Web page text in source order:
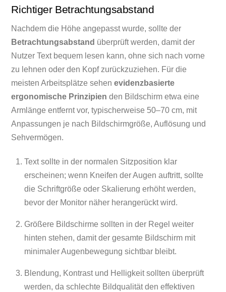
Richtiger Betrachtungsabstand
Nachdem die Höhe angepasst wurde, sollte der
Betrachtungsabstand überprüft werden, damit der
Nutzer Text bequem lesen kann, ohne sich nach vorne
zu lehnen oder den Kopf zurückzuziehen. Für die
meisten Arbeitsplätze sehenevidenzbasierte
ergonomische Prinzipien den Bildschirm etwa eine
Armlänge entfernt vor, typischerweise 50–70 cm, mit
Anpassungen je nach Bildschirmgröße, Auflösung und
Sehvermögen.
Text sollte in der normalen Sitzposition klar
erscheinen; wenn Kneifen der Augen auftritt, sollte
die Schriftgröße oder Skalierung erhöht werden,
bevor der Monitor näher herangerückt wird.
Größere Bildschirme sollten in der Regel weiter
hinten stehen, damit der gesamte Bildschirm mit
minimaler Augenbewegung sichtbar bleibt.
Blendung, Kontrast und Helligkeit sollten überprüft
werden, da schlechte Bildqualität den effektiven